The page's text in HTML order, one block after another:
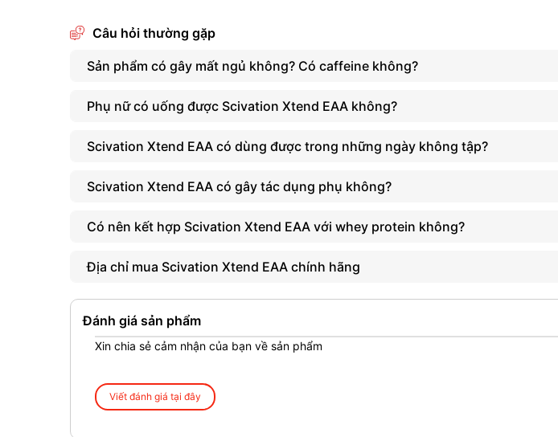
luyện
Chống dị hóa cơ bắp
Câu hỏi thường gặp
Sản phẩm có gây mất ngủ không? Có caffeine không?
Phụ nữ có uống được Scivation Xtend EAA không?
Scivation Xtend EAA có dùng được trong những ngày không tập?
Scivation Xtend EAA có gây tác dụng phụ không?
Có nên kết hợp Scivation Xtend EAA với whey protein không?
Địa chỉ mua Scivation Xtend EAA chính hãng
Đánh giá sản phẩm
Xin chia sẻ cảm nhận của bạn về sản phẩm
Viết đánh giá tại đây